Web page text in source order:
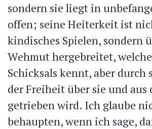
sondern sie liegt in
offen; seine Heiterkeit ist
kindisches Spielen, sondern
Wehmut hergebreitet,
Schicksals kennt, aber durch
der Freiheit über sie und aus
getrieben wird. Ich glaube
behaupten, wenn ich sage,